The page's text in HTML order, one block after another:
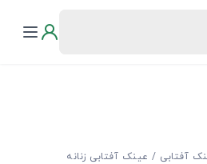
آفتابی
عینک آفتابی زنانه